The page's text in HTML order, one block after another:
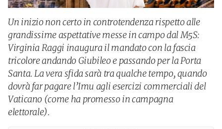
Un inizio non certo in controtendenza rispetto alle
grandissime aspettative messe in campo dal M5S:
Virginia Raggi inaugura il mandato con la fascia
tricolore andando Giubileo e passando per la Porta
Santa. La vera sfida sarà tra qualche tempo, quando
dovrà far pagare l’Imu agli esercizi commerciali del
Vaticano (come ha promesso in campagna
elettorale).